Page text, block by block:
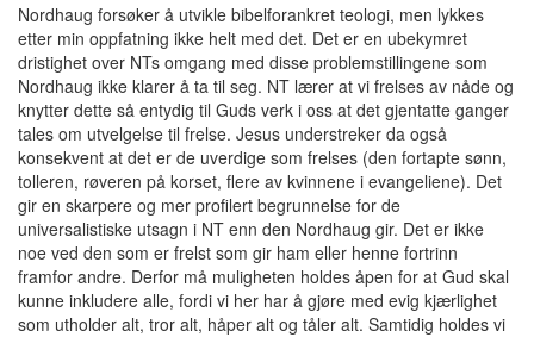
Nordhaug forsøker å utvikle bibelforankret teologi, men lykkes
etter min oppfatning ikke helt med det. Det er en ubekymret
dristighet over NTs omgang med disse problemstillingene som
Nordhaug ikke klarer å ta til seg. NT lærer at vi frelses av nåde og
knytter dette så entydig til Guds verk i oss at det gjentatte ganger
tales om utvelgelse til frelse. Jesus understreker da også
konsekvent at det er de uverdige som frelses (den fortapte sønn,
tolleren, røveren på korset, flere av kvinnene i evangeliene). Det
gir en skarpere og mer profilert begrunnelse for de
universalistiske utsagn i NT enn den Nordhaug gir. Det er ikke
noe ved den som er frelst som gir ham eller henne fortrinn
framfor andre. Derfor må muligheten holdes åpen for at Gud skal
kunne inkludere alle, fordi vi her har å gjøre med evig kjærlighet
som utholder alt, tror alt, håper alt og tåler alt. Samtidig holdes vi